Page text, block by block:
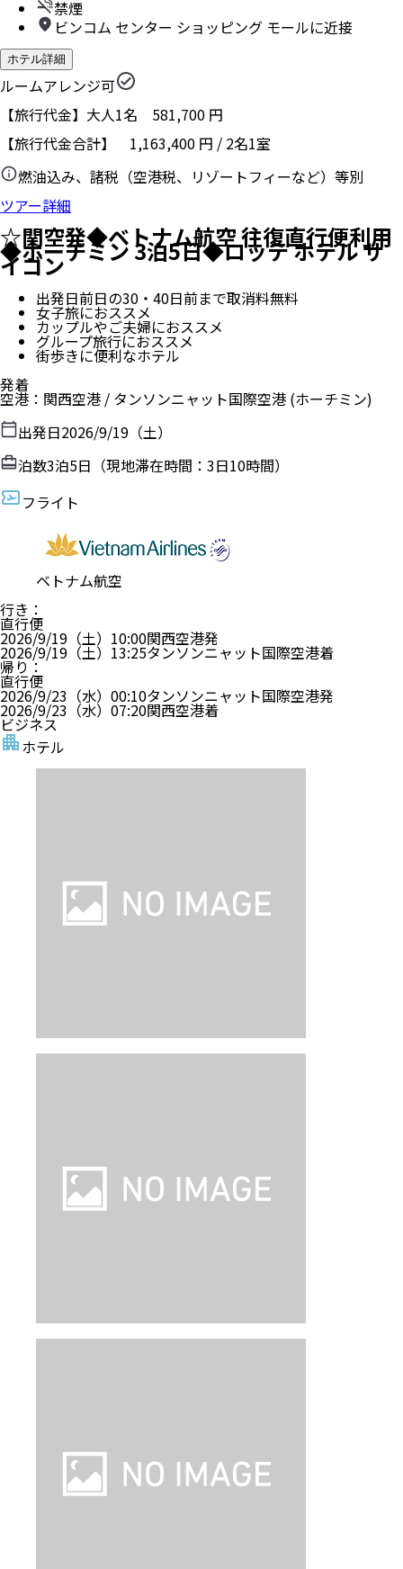
禁煙
ビンコム センター ショッピング モールに近接
ホテル詳細
ルームアレンジ可
【旅行代金】大人1名 581,700 円
【旅行代金合計】 1,163,400 円 / 2名1室
燃油込み、諸税（空港税、リゾートフィーなど）等別
ツアー詳細
☆関空発◆ベトナム航空 往復直行便利用
◆ホーチミン 3泊5日◆ロッテ ホテル サ
イゴン
出発日前日の30・40日前まで取消料無料
女子旅におススメ
カップルやご夫婦におススメ
グループ旅行におススメ
街歩きに便利なホテル
発着
空港 ： 関西空港 / タンソンニャット国際空港 (ホーチミン)
出発日2026/9/19（土）
泊数3泊5日（現地滞在時間： 3日10時間）
フライト
ベトナム航空
行き ：
直行便
2026/9/19（土） 10:00関西空港発
2026/9/19（土） 13:25タンソンニャット国際空港着
帰り ：
直行便
2026/9/23（水） 00:10タンソンニャット国際空港発
2026/9/23（水） 07:20関西空港着
ビジネス
ホテル